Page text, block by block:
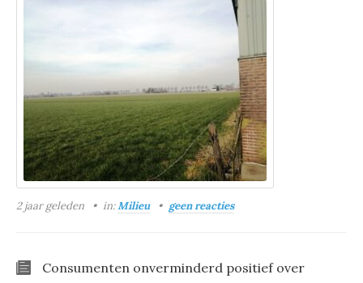
2 jaar geleden in:Milieu geen reacties
Consumenten onverminderd positief over